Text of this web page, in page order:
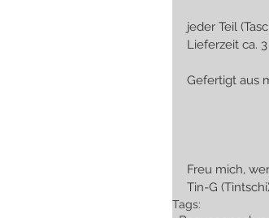
jeder Teil
Lieferzeit ca.
Gefertigt aus
Freu mich,
Tin-G
Tags: